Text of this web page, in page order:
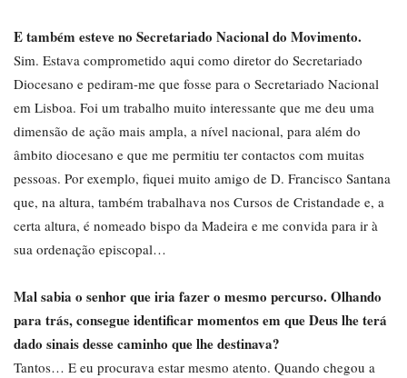
E também esteve no Secretariado Nacional do Movimento.
Sim. Estava comprometido aqui como diretor do Secretariado
Diocesano e pediram-me que fosse para o Secretariado Nacional
em Lisboa. Foi um trabalho muito interessante que me deu uma
dimensão de ação mais ampla, a nível nacional, para além do
âmbito diocesano e que me permitiu ter contactos com muitas
pessoas. Por exemplo, fiquei muito amigo de D. Francisco Santana
que, na altura, também trabalhava nos Cursos de Cristandade e, a
certa altura, é nomeado bispo da Madeira e me convida para ir à
sua ordenação episcopal…
Mal sabia o senhor que iria fazer o mesmo percurso. Olhando
para trás, consegue identificar momentos em que Deus lhe terá
dado sinais desse caminho que lhe destinava?
Tantos… E eu procurava estar mesmo atento. Quando chegou a